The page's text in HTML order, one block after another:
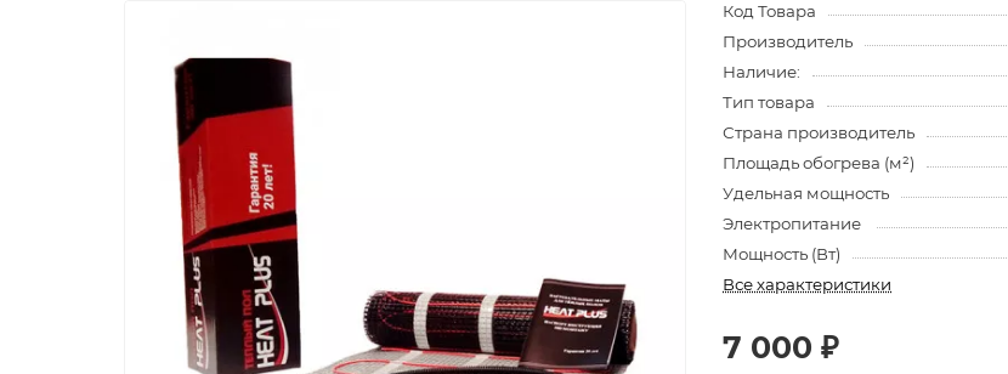
Код Товара
Производитель
Наличие:
Тип товара
Страна производитель
Площадь обогрева (м²)
Удельная мощность
Электропитание
Мощность (Вт)
Все характеристики
7 000 ₽